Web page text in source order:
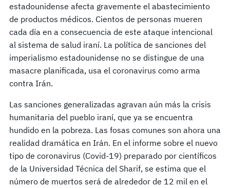
estadounidense afecta gravemente el abastecimiento
de productos médicos. Cientos de personas mueren
cada día en a consecuencia de este ataque intencional
al sistema de salud iraní. La política de sanciones del
imperialismo estadounidense no se distingue de una
masacre planificada, usa el coronavirus como arma
contra Irán.
Las sanciones generalizadas agravan aún más la crisis
humanitaria del pueblo iraní, que ya se encuentra
hundido en la pobreza. Las fosas comunes son ahora una
realidad dramática en Irán. En el informe sobre el nuevo
tipo de coronavirus (Covid-19) preparado por científicos
de la Universidad Técnica del Sharif, se estima que el
número de muertos será de alrededor de 12 mil en el